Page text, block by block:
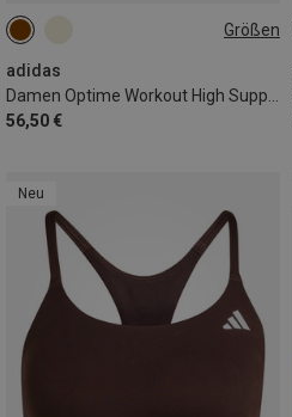
Größen
adidas
56,50 €
Neu